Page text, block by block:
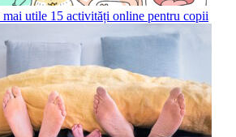
mai utile 15 activități online pentru copii